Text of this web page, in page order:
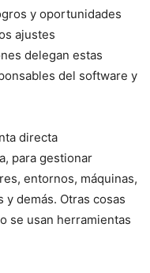
y oportunidades
ajustes
delegan estas
del software y
directa
para gestionar
entornos, máquinas,
demás. Otras cosas
se usan herramientas